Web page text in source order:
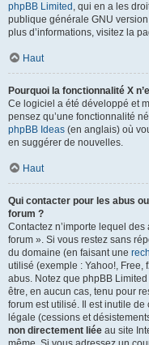
phpBB Limited , qui en a les
publique générale GNU
plus d’informations, visitez la
Haut
Pourquoi la fonctionnalité X
Ce logiciel a été développé et
pensez qu’une fonctionnalité
phpBB Ideas (en anglais) où
en suggérer de nouvelles.
Haut
Qui contacter pour les abus
forum ?
Contactez n’importe lequel
forum ». Si vous restez sans
du domaine (en faisant une
utilisé (exemple : Yahoo!, Free,
abus. Notez que phpBB Limited
être, en aucun cas, tenu pour
forum est utilisé. Il est inutile
légale (cessions et
non directement liée au site